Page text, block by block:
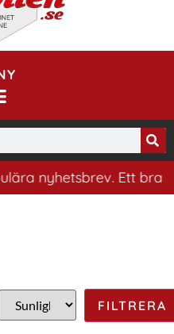
Ett bra sätt